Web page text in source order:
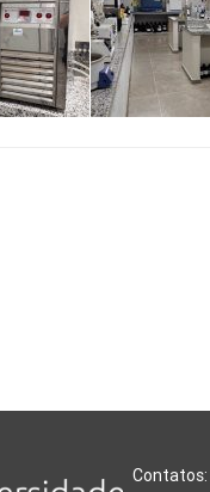
Contatos: